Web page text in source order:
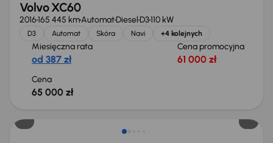
Volvo XC60
2016165 445 kmAutomatDiesel D3110 kW
D3 Automat Skóra Navi +4 kolejnych
Miesięczna rata
od 387 zł
Cena promocyjna
61 000 zł
Cena
65 000 zł